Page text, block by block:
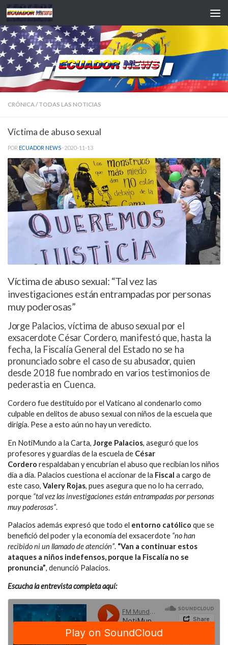
Saltar al contenido
CRÓNICA/ TODAS LAS NOTICIAS
Víctima de abuso sexual
POR ECUADOR NEWS · 2020-11-13
Víctima de abuso sexual: “Tal vez las
investigaciones están entrampadas por personas
muy poderosas”
Jorge Palacios, víctima de abuso sexual por el
exsacerdote César Cordero, manifestó que, hasta la
fecha, la Fiscalía General del Estado no se ha
pronunciado sobre el caso de su abusador, quien
desde 2018 fue nombrado en varios testimonios de
pederastia en Cuenca.
Cordero fue destituido por el Vaticano al condenarlo como
culpable en delitos de abuso sexual con niños de la escuela que
dirigía. Pese a esto aún no hay un veredicto.
En NotiMundo a la Carta, Jorge Palacios, aseguró que los
profesores y guardias de la escuela de César
Cordero respaldaban y encubrían el abuso que recibían los niños
día a día. Palacios cuestiona el accionar de la Fiscal a cargo de
este caso, Valery Rojas, pues asegura que no lo ha cerrado,
porque “tal vez las investigaciones están entrampadas por personas
muy poderosas”.
Palacios además expresó que todo el entorno católico que se
benefició del poder y la economía del exsacerdote “no han
recibido ni un llamado de atención”. “Van a continuar estos
ataques a niños indefensos, porque la Fiscalía no se
pronuncia”, denunció Palacios.
Escucha la entrevista completa aquí: